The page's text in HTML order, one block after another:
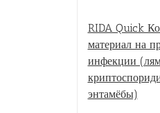
RIDA Quick
материал на
инфекции
энтамёбы)